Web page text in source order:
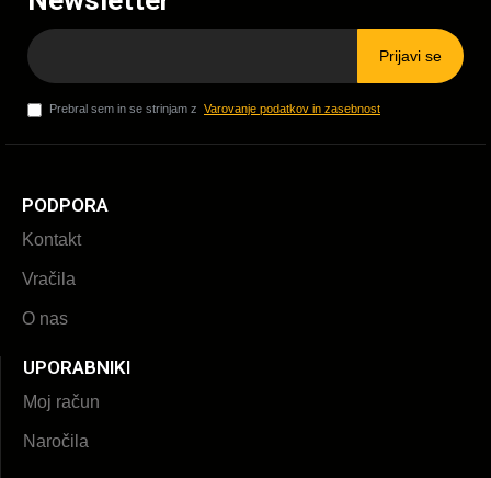
Prijavi se
Prebral sem in se strinjam z Varovanje podatkov in zasebnost
PODPORA
Kontakt
Vračila
O nas
UPORABNIKI
Moj račun
Naročila